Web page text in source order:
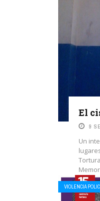
El
9
Un
LEE
VIOLENCIA